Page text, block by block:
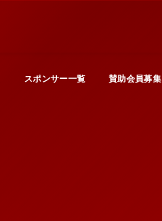
スポンサー一覧 賛助会員募集